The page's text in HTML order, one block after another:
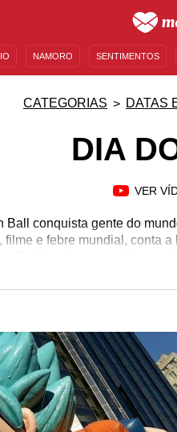
NAMORO SENTIMENTOS
CATEGORIAS DATAS
DIA
VER
Ball conquista gente do
filme e febre mundial, conta
Ball), poderosos objetos
história que fez parte da
maio. Conheça mais sobre